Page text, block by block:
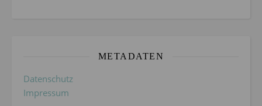
METADATEN
Datenschutz
Impressum